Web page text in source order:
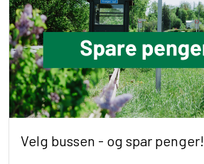
Velg bussen - og spar penger!